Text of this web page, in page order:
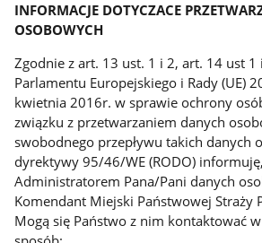
INFORMACJE DOTYCZACE
OSOBOWYCH
Zgodnie z art. 13 ust. 1 i 2, art. 14 ust 1
Parlamentu Europejskiego i Rady (UE)
kwietnia 2016r. w sprawie ochrony
związku z przetwarzaniem danych
swobodnego przepływu takich danych
dyrektywy 95/46/WE (RODO)
Administratorem Pana/Pani danych
Komendant Miejski Państwowej Straży
Mogą się Państwo z nim kontaktować